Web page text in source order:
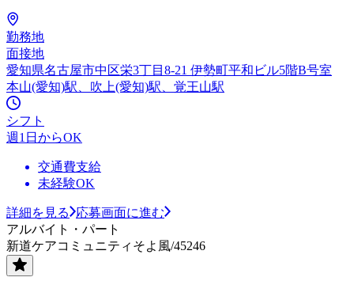
勤務地
面接地
愛知県名古屋市中区栄3丁目8-21 伊勢町平和ビル5階B号室
本山(愛知)駅、吹上(愛知)駅、覚王山駅
シフト
週1日からOK
交通費支給
未経験OK
詳細を見る
応募画面に進む
アルバイト・パート
新道ケアコミュニティそよ風/45246